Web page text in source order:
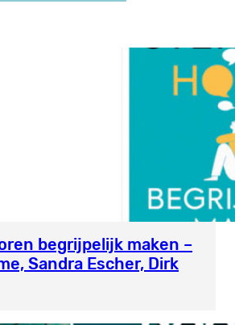
begrijpelijk maken –
Sandra Escher, Dirk